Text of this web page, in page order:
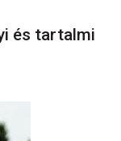
és tartalmi